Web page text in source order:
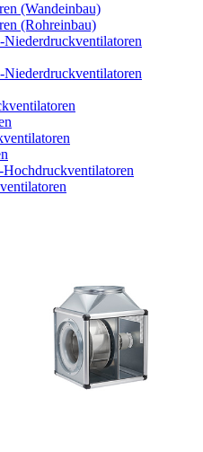
(Wandeinbau)
(Rohreinbau)